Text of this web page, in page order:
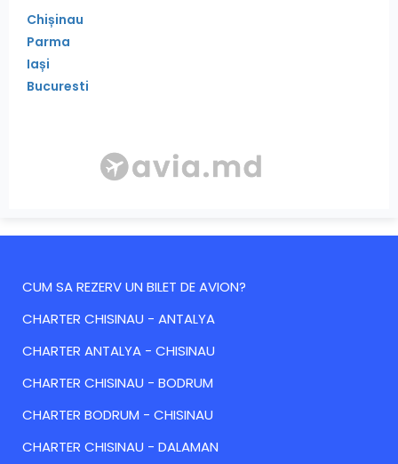
Chișinau
Parma
Iași
Bucuresti
CUM SA REZERV UN BILET DE AVION?
CHARTER CHISINAU - ANTALYA
CHARTER ANTALYA - CHISINAU
CHARTER CHISINAU - BODRUM
CHARTER BODRUM - CHISINAU
CHARTER CHISINAU - DALAMAN